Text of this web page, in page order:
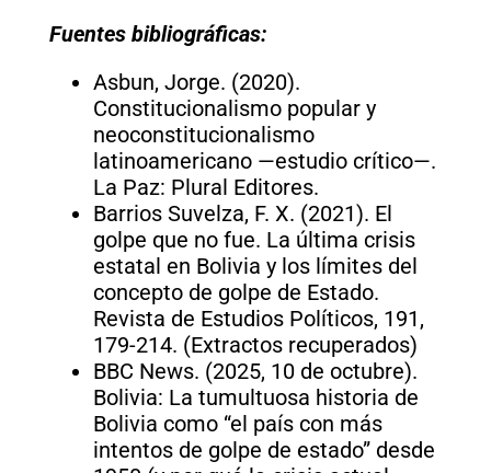
Fuentes bibliográficas:
Asbun, Jorge. (2020).
Constitucionalismo popular y
neoconstitucionalismo
latinoamericano —estudio crítico—.
La Paz: Plural Editores.
Barrios Suvelza, F. X. (2021). El
golpe que no fue. La última crisis
estatal en Bolivia y los límites del
concepto de golpe de Estado.
Revista de Estudios Políticos, 191,
179-214. (Extractos recuperados)
BBC News. (2025, 10 de octubre).
Bolivia: La tumultuosa historia de
Bolivia como “el país con más
intentos de golpe de estado” desde